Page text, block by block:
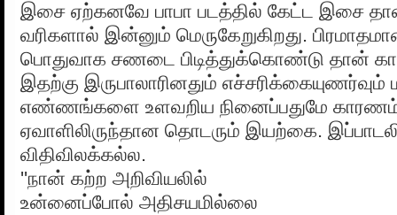
இசை ஏற்கனவே பாபா படத்தில் கேட்ட இசை
வரிகளால் இன்னும் மெருகேறுகிறது.
பொதுவாக சணடை பிடித்துக்கொண்டு தான்
இதற்கு இருபாலாரினதும் எச்சரிக்கையுணர்வும்
எண்ணங்களை உளவறிய நினைப்பதுமே
ஏவாளிலிருந்தான தொடரும் இயற்கை.
விதிவிலக்கல்ல.
''நான் கற்ற அறிவியலில்
உன்னைப்போல் அதிசயமில்லை